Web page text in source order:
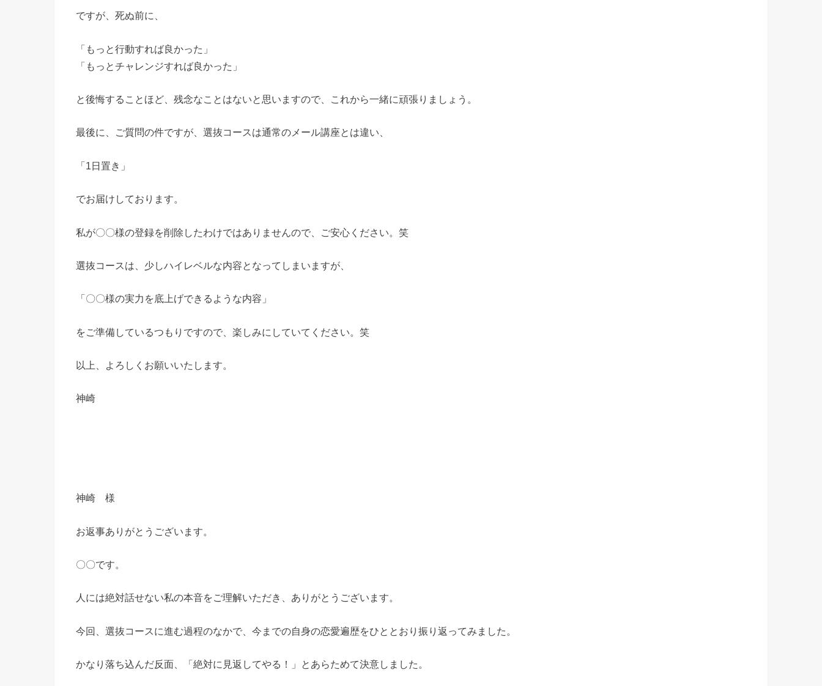
ですが、死ぬ前に、
「もっと行動すれば良かった」
「もっとチャレンジすれば良かった」
と後悔することほど、残念なことはないと思いますので、これから一緒に頑張りましょう。
最後に、ご質問の件ですが、選抜コースは通常のメール講座とは違い、
「1日置き」
でお届けしております。
私が〇〇様の登録を削除したわけではありませんので、ご安心ください。笑
選抜コースは、少しハイレベルな内容となってしまいますが、
「〇〇様の実力を底上げできるような内容」
をご準備しているつもりですので、楽しみにしていてください。笑
以上、よろしくお願いいたします。
神崎
神崎 様
お返事ありがとうございます。
〇〇です。
人には絶対話せない私の本音をご理解いただき、ありがとうございます。
今回、選抜コースに進む過程のなかで、今までの自身の恋愛遍歴をひととおり振り返ってみました。
かなり落ち込んだ反面、「絶対に見返してやる！」とあらためて決意しました。